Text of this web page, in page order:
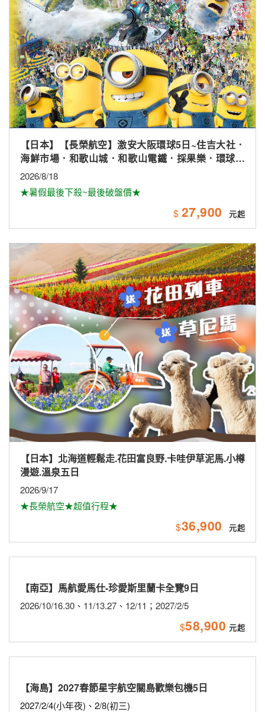
【日本】【長榮航空】激安大阪環球5日~住吉大社．
海鮮市場．和歌山城．和歌山電鐵．採果樂．環球影
城
2026/8/18
★暑假最後下殺~最後破盤價★
$ 27,900
【日本】北海道輕鬆走.花田富良野.卡哇伊草泥馬.小樽
漫遊.溫泉五日
2026/9/17
★長榮航空★超值行程★
$36,900
【南亞】馬航愛馬仕-珍愛斯里蘭卡全覽9日
2026/10/16.30、11/13.27、12/11；2027/2/5
$58,900
【海島】2027春節星宇航空關島歡樂包機5日
2027/2/4(小年夜)、2/8(初三)